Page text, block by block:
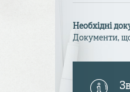
Необхідні
Документи, що